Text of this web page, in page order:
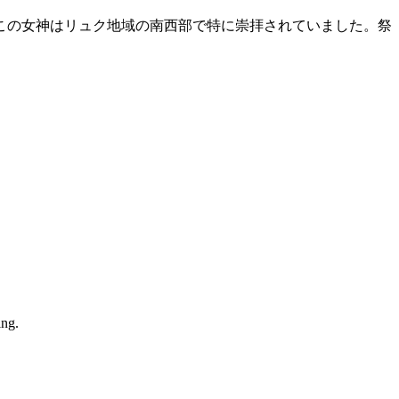
女神はリュク地域の南西部で特に崇拝されていました。祭